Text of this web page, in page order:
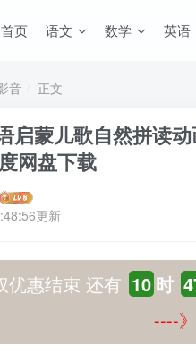
首页 语文 数学 英语
音 正文
启蒙儿歌自然拼读
网盘下载
更新
优惠结束 还有 10 时
----